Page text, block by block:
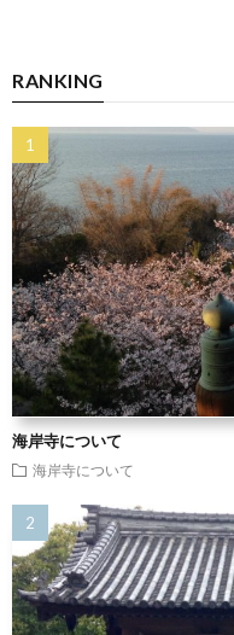
RANKING
海岸寺について
海岸寺について